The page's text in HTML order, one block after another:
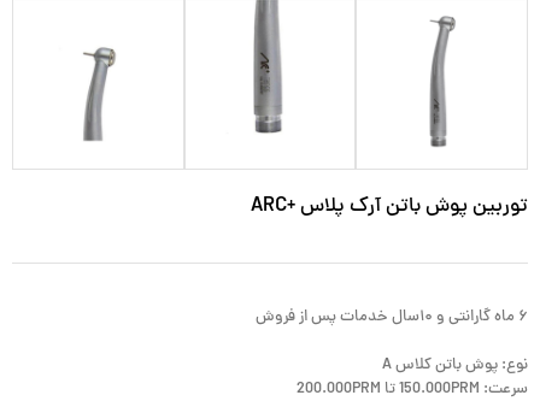
توربین پوش باتن آرک پلاس +ARC
۶ ماه گارانتی و ۱۰سال خدمات پس از فروش
نوع: پوش باتن کلاس A
سرعت: 150.000PRM تا 200.000PRM